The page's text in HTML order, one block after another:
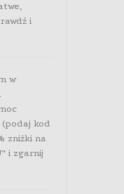
i
w
kod
zniżki na
i zgarnij